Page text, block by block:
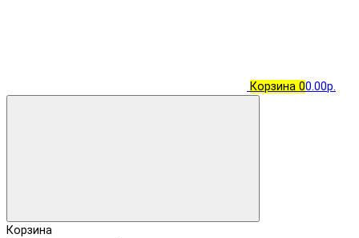
Корзина 00.00р.
Корзина